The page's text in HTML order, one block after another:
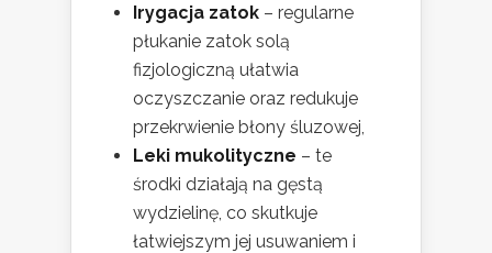
Irygacja zatok – regularne
płukanie zatok solą
fizjologiczną ułatwia
oczyszczanie oraz redukuje
przekrwienie błony śluzowej,
Leki mukolityczne – te
środki działają na gęstą
wydzielinę, co skutkuje
łatwiejszym jej usuwaniem i